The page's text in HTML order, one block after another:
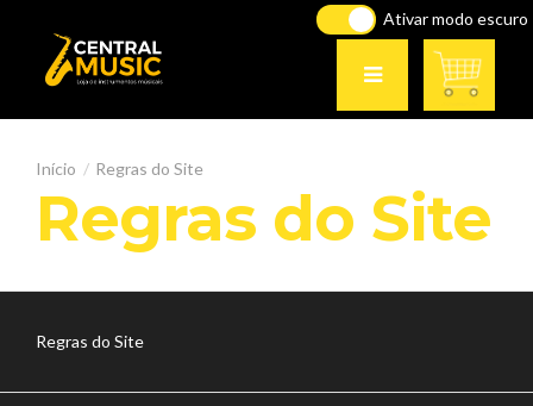
Ativar modo escuro
Regras do Site
Regras do Site
Regras do Site